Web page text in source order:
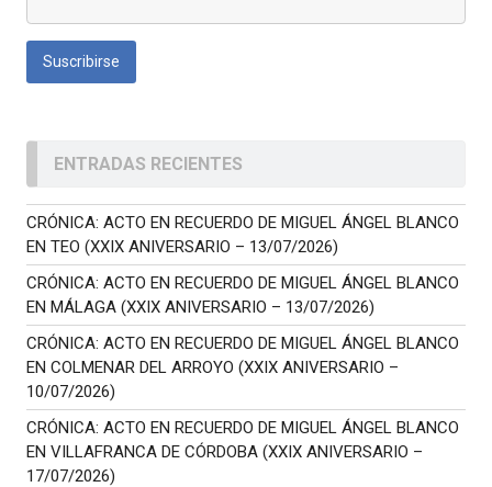
ENTRADAS RECIENTES
CRÓNICA: ACTO EN RECUERDO DE MIGUEL ÁNGEL BLANCO
EN TEO (XXIX ANIVERSARIO – 13/07/2026)
CRÓNICA: ACTO EN RECUERDO DE MIGUEL ÁNGEL BLANCO
EN MÁLAGA (XXIX ANIVERSARIO – 13/07/2026)
CRÓNICA: ACTO EN RECUERDO DE MIGUEL ÁNGEL BLANCO
EN COLMENAR DEL ARROYO (XXIX ANIVERSARIO –
10/07/2026)
CRÓNICA: ACTO EN RECUERDO DE MIGUEL ÁNGEL BLANCO
EN VILLAFRANCA DE CÓRDOBA (XXIX ANIVERSARIO –
17/07/2026)